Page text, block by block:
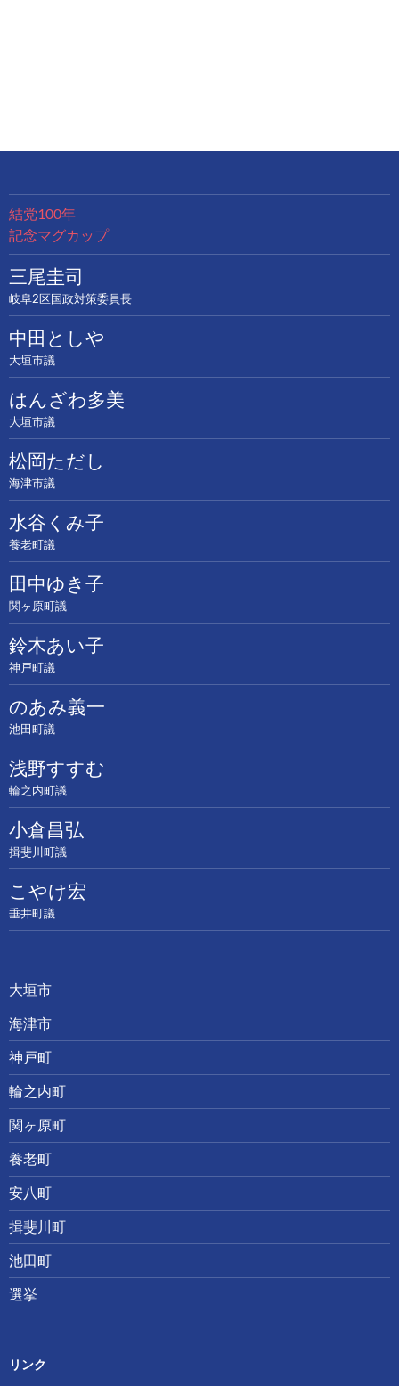
結党100年
記念マグカップ
三尾圭司
岐阜2区国政対策委員長
中田としや
大垣市議
はんざわ多美
大垣市議
松岡ただし
海津市議
水谷くみ子
養老町議
田中ゆき子
関ヶ原町議
鈴木あい子
神戸町議
のあみ義一
池田町議
浅野すすむ
輪之内町議
小倉昌弘
揖斐川町議
こやけ宏
垂井町議
大垣市
海津市
神戸町
輪之内町
関ヶ原町
養老町
安八町
揖斐川町
池田町
選挙
リンク